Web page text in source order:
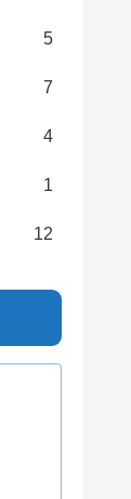
5
7
4
1
12